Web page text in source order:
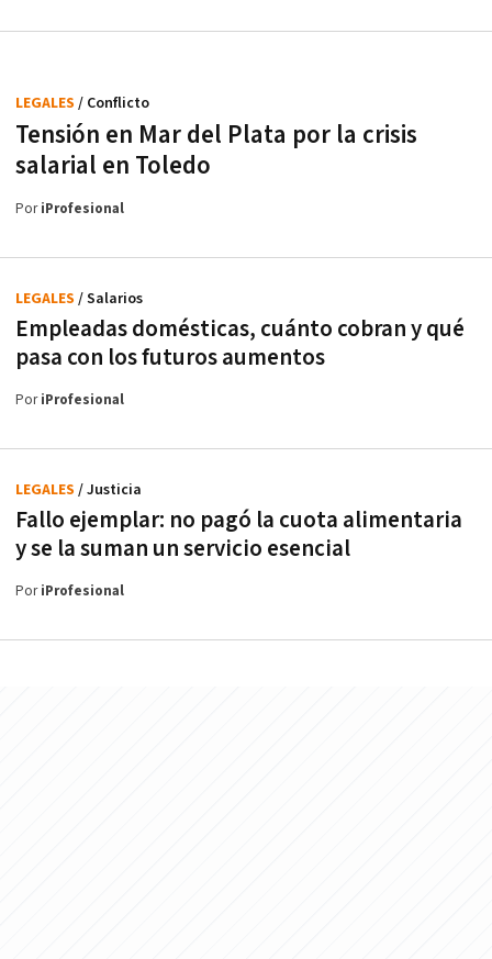
Tensión en Mar del Plata por la crisis
salarial en Toledo
LEGALES / Conflicto
PoriProfesional
Empleadas domésticas, cuánto cobran y qué
pasa con los futuros aumentos
LEGALES / Salarios
PoriProfesional
Fallo ejemplar: no pagó la cuota alimentaria
y se la suman un servicio esencial
LEGALES / Justicia
PoriProfesional